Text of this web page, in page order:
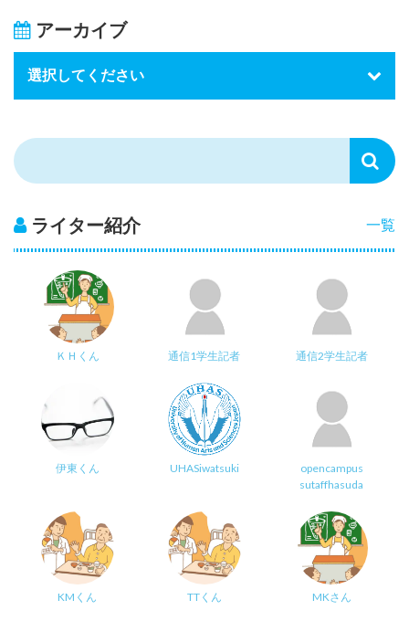
アーカイブ
一覧
ライター紹介
ＫＨくん 通信1学生記者 通信2学生記者
伊東くん UHASiwatsuki
opencampus
sutaffhasuda
KMくん TTくん MKさん